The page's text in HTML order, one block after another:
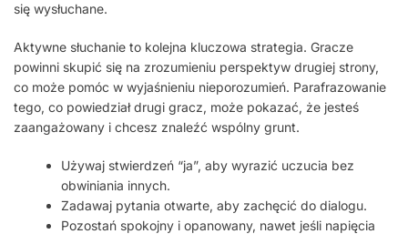
się wysłuchane.
Aktywne słuchanie to kolejna kluczowa strategia. Gracze
powinni skupić się na zrozumieniu perspektyw drugiej strony,
co może pomóc w wyjaśnieniu nieporozumień. Parafrazowanie
tego, co powiedział drugi gracz, może pokazać, że jesteś
zaangażowany i chcesz znaleźć wspólny grunt.
Używaj stwierdzeń “ja”, aby wyrazić uczucia bez
obwiniania innych.
Zadawaj pytania otwarte, aby zachęcić do dialogu.
Pozostań spokojny i opanowany, nawet jeśli napięcia